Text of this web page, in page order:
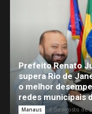
Prefeito Renato
supera Rio de
o melhor
redes municipais
Manaus 6 de agosto de